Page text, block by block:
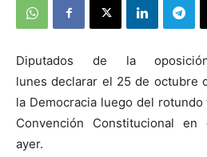
Diputados de la
lunes declarar el 25 de octubre
la Democracia luego del
Convención Constitucional
ayer.